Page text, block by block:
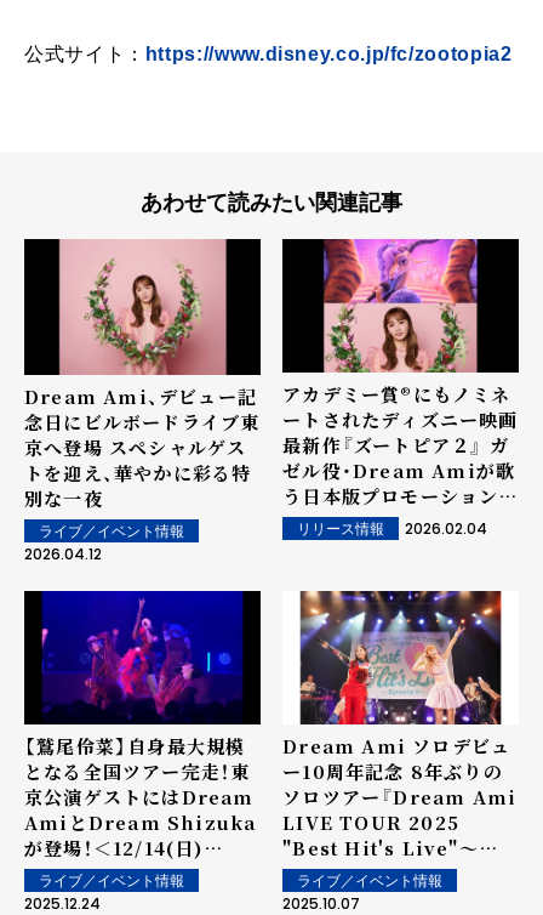
公式サイト： https://www.disney.co.jp/fc/zootopia2
あわせて読みたい関連記事
Dream Ami、デビュー記
念日にビルボードライブ東
京へ登場 スペシャルゲス
トを迎え、華やかに彩る特
別な一夜
ライブ／イベント情報
2026.04.12
アカデミー賞®にもノミネ
ートされたディズニー映画
最新作『ズートピア２』 ガ
ゼル役・Dream Amiが歌
う日本版プロモーションソ
ング 「Zoo 〜君がいるか
ら〜」のリリックビデオが
リリース情報 2026.02.04
【鷲尾伶菜】自身最大規模
となる全国ツアー完走！東
京公演ゲストにはDream
AmiとDream Shizuka
が登場！＜12/14(日)
『Reina Washio Zepp
Live Tour 2025
ライブ／イベント情報
2025.12.24
Dream Ami ソロデビュ
ー10周年記念 8年ぶりの
ソロツアー『Dream Ami
LIVE TOUR 2025
"Best Hit's Live"～
Episode 0～』を開催!!
気合いの金髪復活！東京公
ライブ／イベント情報
2025.10.07